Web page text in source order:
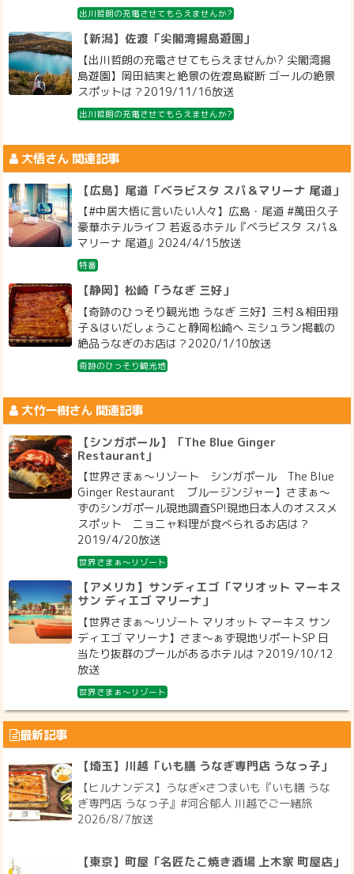
出川哲朗の充電させてもらえませんか?
【新潟】佐渡「尖閣湾揚島遊園」
【出川哲朗の充電させてもらえませんか? 尖閣湾揚
島遊園】岡田結実と絶景の佐渡島縦断 ゴールの絶景
スポットは？2019/11/16放送
出川哲朗の充電させてもらえませんか?
大悟さん 関連記事
【広島】尾道「ベラビスタ スパ＆マリーナ 尾道」
【#中居大悟に言いたい人々】広島・尾道 #萬田久子
豪華ホテルライフ 若返るホテル『ベラビスタ スパ＆
マリーナ 尾道』2024/4/15放送
特番
【静岡】松崎「うなぎ 三好」
【奇跡のひっそり観光地 うなぎ 三好】三村＆相田翔
子＆はいだしょうこと静岡松崎へ ミシュラン掲載の
絶品うなぎのお店は？2020/1/10放送
奇跡のひっそり観光地
大竹一樹さん 関連記事
【シンガポール】「The Blue Ginger
Restaurant」
【世界さまぁ～リゾート シンガポール The Blue
Ginger Restaurant ブルージンジャー】さまぁ～
ずのシンガポール現地調査SP!現地日本人のオススメ
スポット ニョニャ料理が食べられるお店は？
2019/4/20放送
世界さまぁ～リゾート
【アメリカ】サンディエゴ「マリオット マーキス
サン ディエゴ マリーナ」
【世界さまぁ～リゾート マリオット マーキス サン
ディエゴ マリーナ】さま〜ぁず現地リポートSP 日
当たり抜群のプールがあるホテルは？2019/10/12
放送
世界さまぁ～リゾート
最新記事
【埼玉】川越「いも膳 うなぎ専門店 うなっ子」
【ヒルナンデス】うなぎ×さつまいも『いも膳 うな
ぎ専門店 うなっ子』#河合郁人 川越でご一緒旅
2026/8/7放送
【東京】町屋「名匠たこ焼き酒場 上木家 町屋店」